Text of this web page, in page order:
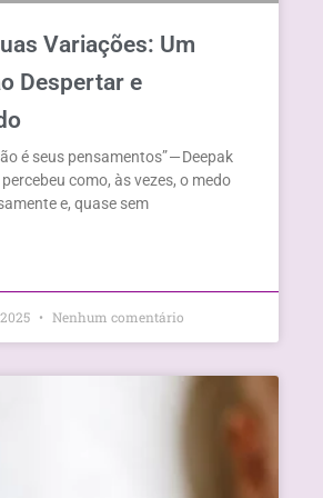
Variações: Um
Despertar e
é seus pensamentos” — Deepak
como, às vezes, o medo
e, quase sem
Nenhum comentário